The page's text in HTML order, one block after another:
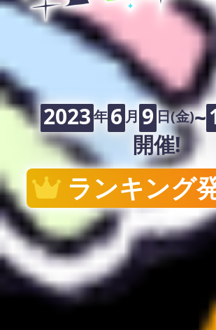
2023年 6 月 9 日(金)~
開催!
ランキング